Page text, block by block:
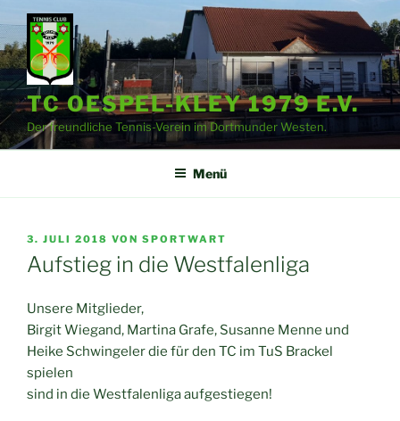
Zum
Inhalt
springen
TC OESPEL-KLEY 1979 E.V.
Der freundliche Tennis-Verein im Dortmunder Westen.
Menü
VERÖFFENTLICHT
AM
3. JULI 2018 VON SPORTWART
Aufstieg in die Westfalenliga
Unsere Mitglieder,
Birgit Wiegand, Martina Grafe, Susanne Menne und
Heike Schwingeler die für den TC im TuS Brackel
spielen
sind in die Westfalenliga aufgestiegen!